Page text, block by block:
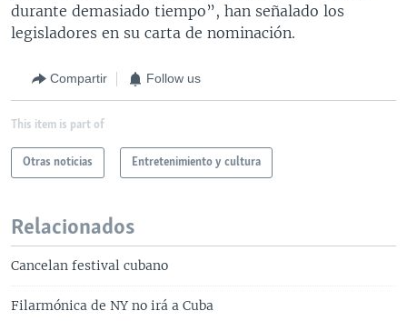
durante demasiado tiempo”, han señalado los
legisladores en su carta de nominación.
Compartir Follow us
This item is part of
Otras noticias Entretenimiento y cultura
Relacionados
Cancelan festival cubano
Filarmónica de NY no irá a Cuba